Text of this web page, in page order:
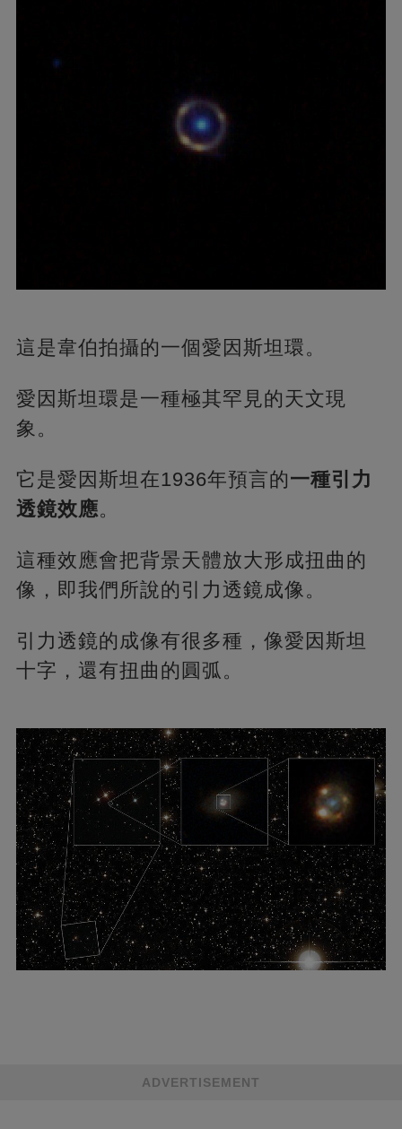
這是韋伯拍攝的一個愛因斯坦環。
愛因斯坦環是一種極其罕見的天文現
象。
它是愛因斯坦在1936年預言的一種引力
透鏡效應。
這種效應會把背景天體放大形成扭曲的
像，即我們所說的引力透鏡成像。
引力透鏡的成像有很多種，像愛因斯坦
十字，還有扭曲的圓弧。
ADVERTISEMENT